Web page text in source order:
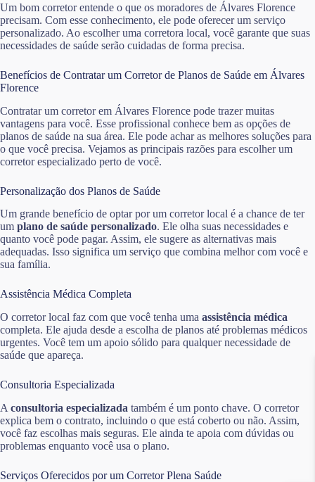
Um bom corretor entende o que os moradores de Álvares Florence
precisam. Com esse conhecimento, ele pode oferecer um serviço
personalizado. Ao escolher uma corretora local, você garante que suas
necessidades de saúde serão cuidadas de forma precisa.
Benefícios de Contratar um Corretor de Planos de Saúde em Álvares
Florence
Contratar um corretor em Álvares Florence pode trazer muitas
vantagens para você. Esse profissional conhece bem as opções de
planos de saúde na sua área. Ele pode achar as melhores soluções para
o que você precisa. Vejamos as principais razões para escolher um
corretor especializado perto de você.
Personalização dos Planos de Saúde
Um grande benefício de optar por um corretor local é a chance de ter
um plano de saúde personalizado. Ele olha suas necessidades e
quanto você pode pagar. Assim, ele sugere as alternativas mais
adequadas. Isso significa um serviço que combina melhor com você e
sua família.
Assistência Médica Completa
O corretor local faz com que você tenha uma assistência médica
completa. Ele ajuda desde a escolha de planos até problemas médicos
urgentes. Você tem um apoio sólido para qualquer necessidade de
saúde que apareça.
Consultoria Especializada
A consultoria especializada também é um ponto chave. O corretor
explica bem o contrato, incluindo o que está coberto ou não. Assim,
você faz escolhas mais seguras. Ele ainda te apoia com dúvidas ou
problemas enquanto você usa o plano.
Serviços Oferecidos por um Corretor Plena Saúde